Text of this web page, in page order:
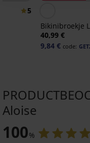
5
Bikinibroekje
40,99 €
9,84 € code:
Aloise
100%